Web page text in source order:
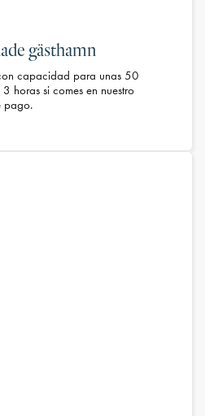
gästhamn
capacidad para unas 50
horas si comes en nuestro
pago.